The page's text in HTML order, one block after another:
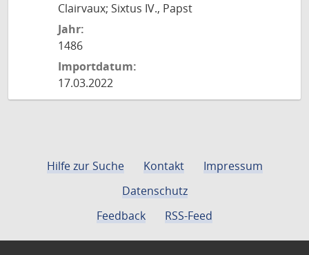
Clairvaux; Sixtus IV., Papst
Jahr:
1486
Importdatum:
17.03.2022
Hilfe zur Suche Kontakt
Impressum
Datenschutz
Feedback
RSS-Feed